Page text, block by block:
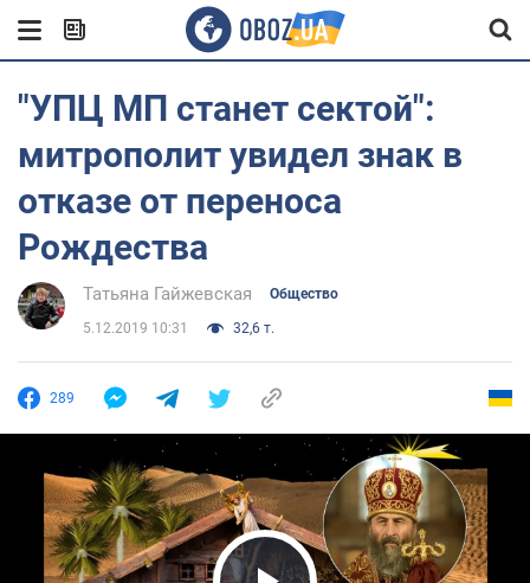
"УПЦ МП станет сектой":
митрополит увидел знак в
отказе от переноса
Рождества
Татьяна Гайжевская Общество
5.12.2019 10:31 32,6 т.
289